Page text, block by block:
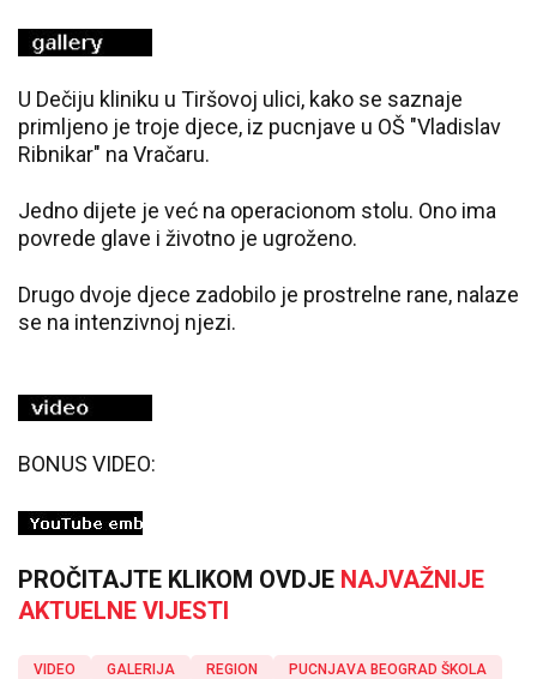
U Dečiju kliniku u Tiršovoj ulici, kako se saznaje
primljeno je troje djece, iz pucnjave u OŠ "Vladislav
Ribnikar" na Vračaru.
Jedno dijete je već na operacionom stolu. Ono ima
povrede glave i životno je ugroženo.
Drugo dvoje djece zadobilo je prostrelne rane, nalaze
se na intenzivnoj njezi.
BONUS VIDEO:
PROČITAJTE KLIKOM OVDJE NAJVAŽNIJE
AKTUELNE VIJESTI
VIDEO GALERIJA REGION PUCNJAVA BEOGRAD ŠKOLA